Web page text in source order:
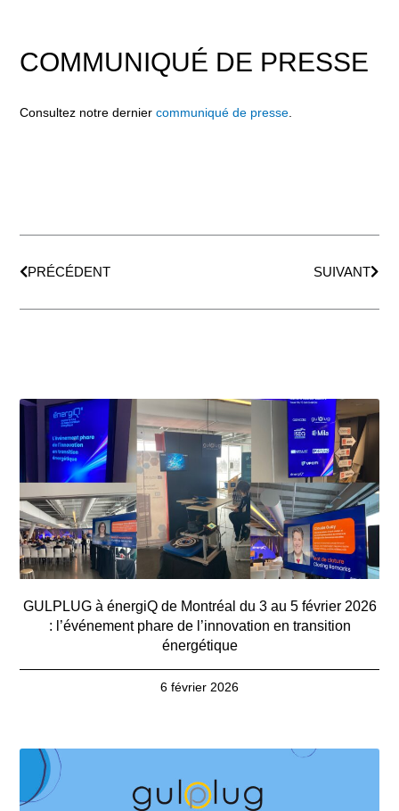
COMMUNIQUÉ DE PRESSE
Consultez notre derniercommuniqué de presse.
PRÉCÉDENT SUIVANT
GULPLUG à énergiQ de Montréal du 3 au 5 février 2026
: l’événement phare de l’innovation en transition
énergétique
6 février 2026